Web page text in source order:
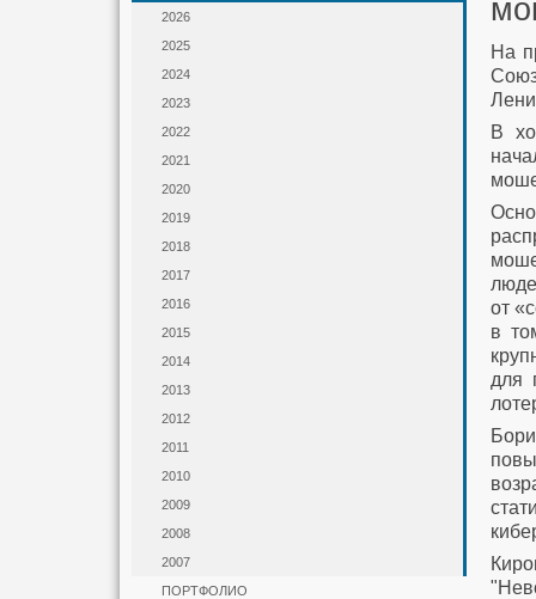
2026
2025
2024
2023
2022
2021
2020
2019
2018
2017
2016
2015
2014
2013
2012
2011
2010
2009
2008
2007
ПОРТФОЛИО
На
В
от
в
для